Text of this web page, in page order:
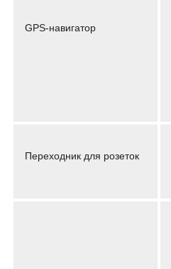
GPS-навигатор
Переходник для розеток